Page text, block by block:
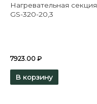
Нагревательная секция
GS-320-20,3
7923.00 ₽
В корзину